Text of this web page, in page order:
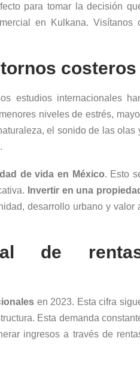
para tomar la decisión
en Kulkana. Visítanos
costeros
estudios internacionales
niveles de estrés,
el sonido de las olas
de vida en México. Esto
Invertir en una
desarrollo urbano y valor
de
en 2023. Esta cifra
Esta demanda
ingresos a través de